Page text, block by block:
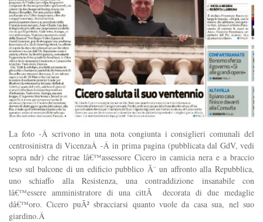
La foto -Â scrivono in una nota congiunta i consiglieri comunali del
centrosinistra di VicenzaÂ -Â in prima pagina (pubblicata dal GdV, vedi
sopra ndr) che ritrae lâ€™assessore Cicero in camicia nera e a braccio
teso sul balcone di un edificio pubblico Ã¨ un affronto alla Repubblica,
uno schiaffo alla Resistenza, una contraddizione insanabile con
lâ€™essere amministratore di una cittÃ decorata di due medaglie
dâ€™oro. Cicero puÃ² sbracciarsi quanto vuole da casa sua, nel suo
giardino.Â